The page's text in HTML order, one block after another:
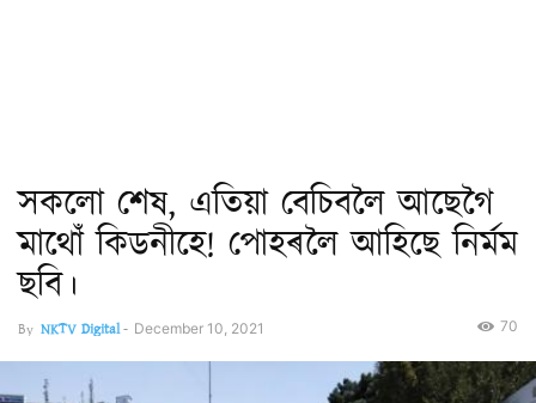
সকলো শেষ, এতিয়া বেচিবলৈ আছেগৈ
মাথোঁ কিডনীহে! পোহৰলৈ আহিছে নিৰ্মম
ছবি।
By NKTV Digital- December 10, 2021 70